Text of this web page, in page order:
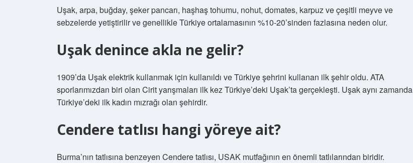
Uşak, arpa, buğday, şeker pancarı, haşhaş tohumu, nohut, domates, karpuz ve çeşitli meyve ve
sebzelerde yetiştirilir ve genellikle Türkiye ortalamasının %10-20’sinden fazlasına neden olur.
Uşak denince akla ne gelir?
1909’da Uşak elektrik kullanmak için kullanıldı ve Türkiye şehrini kullanan ilk şehir oldu. ATA
sporlarımızdan biri olan Cirit yarışmaları ilk kez Türkiye’deki Uşak’ta gerçekleşti. Uşak aynı zamanda
Türkiye’deki ilk kadın mızrağı olan şehirdir.
Cendere tatlısı hangi yöreye ait?
Burma’nın tatlısına benzeyen Cendere tatlısı, USAK mutfağının en önemli tatlılarından biridir.